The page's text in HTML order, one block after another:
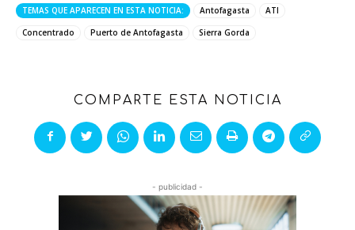
TEMAS QUE APARECEN EN ESTA NOTICIA: Antofagasta
ATI
Concentrado
Puerto de Antofagasta Sierra Gorda
COMPARTE ESTA NOTICIA
- publicidad -